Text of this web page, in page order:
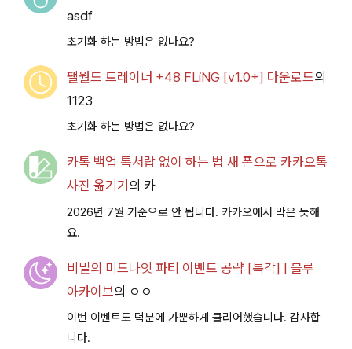
asdf
초기화 하는 방법은 없나요?
팰월드 트레이너 +48 FLiNG [v1.0+] 다운로드의
1123
초기화 하는 방법은 없나요?
카톡 백업 톡서랍 없이 하는 법 새 폰으로 카카오톡
사진 옮기기 의 카
2026년 7월 기준으로 안 됩니다. 카카오에서 막은 듯해
요.
비밀의 미드나잇 파티 이벤트 공략 [복각] | 블루
아카이브의 ㅇㅇ
이번 이벤트도 덕분에 가뿐하게 클리어했습니다. 감사합
니다.